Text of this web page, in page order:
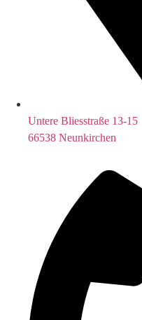
Untere Bliesstraße 13-15
66538 Neunkirchen